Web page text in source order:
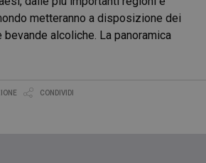
metteranno a disposizione dei
alcoliche. La panoramica
CONDIVIDI